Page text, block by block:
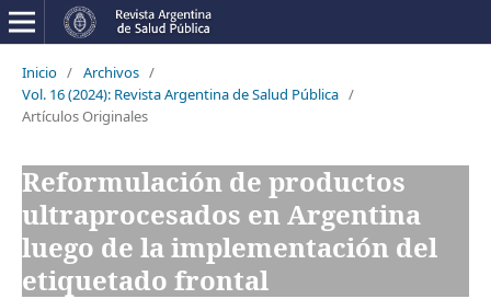
Inicio / Archivos /
Vol. 16 (2024): Revista Argentina de Salud Pública /
Artículos Originales
Reformulación de productos
ultraprocesados en Argentina
luego de la implementación del
etiquetado frontal